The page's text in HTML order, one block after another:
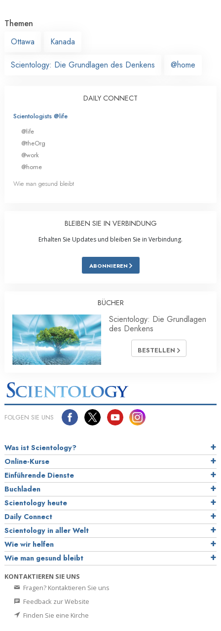
Themen
Ottawa
Kanada
Scientology: Die Grundlagen des Denkens @home
DAILY CONNECT
Scientologists @life
@life
@theOrg
@work
@home
Wie man gesund bleibt
BLEIBEN SIE IN VERBINDUNG
Erhalten Sie Updates und bleiben Sie in Verbindung.
ABONNIEREN
BÜCHER
Scientology: Die Grundlagen
des Denkens
BESTELLEN
FOLGEN SIE UNS
Was ist Scientology?
Online-Kurse
Einführende Dienste
Buchladen
Scientology heute
Daily Connect
Scientology in aller Welt
Wie wir helfen
Wie man gesund bleibt
KONTAKTIEREN SIE UNS
Fragen? Kontaktieren Sie uns
Feedback zur Website
Finden Sie eine Kirche